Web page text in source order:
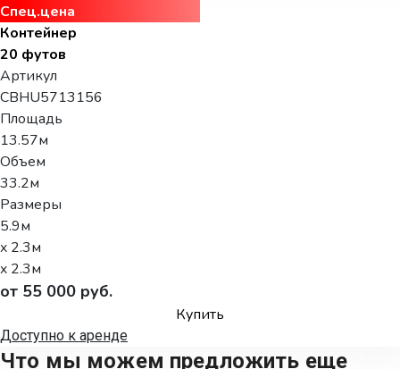
Спец.цена
Контейнер
20 футов
Артикул
CBHU5713156
Площадь
13.57м
Объем
33.2м
Размеры
5.9м
x 2.3м
x 2.3м
от 55 000 руб.
Купить
Доступно к аренде
Что мы можем предложить еще